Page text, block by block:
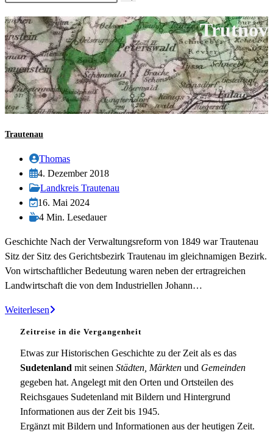
durchsuchen
Trutnov
Trautenau
Beitrags-
Autor:
Thomas
Beitrag
veröffentlicht:
4. Dezember 2018
Beitrags-
Kategorie:
Landkreis Trautenau
Beitrag
zuletzt
am:
16. Mai 2024
Lesedauer:
4 Min. Lesedauer
Geschichte Nach der Verwaltungsreform von 1849 war Trautenau
Sitz der Sitz des Gerichtsbezirk Trautenau im gleichnamigen Bezirk.
Von wirtschaftlicher Bedeutung waren neben der ertragreichen
Landwirtschaft die von dem Industriellen Johann…
WeiterlesenTrautenau
Zeitreise in die Vergangenheit
Etwas zur Historischen Geschichte zu der Zeit als es das
Sudetenland mit seinen Städten, Märkten und Gemeinden
gegeben hat. Angelegt mit den Orten und Ortsteilen des
Reichsgaues Sudetenland mit Bildern und Hintergrund
Informationen aus der Zeit bis 1945.
Ergänzt mit Bildern und Informationen aus der heutigen Zeit.